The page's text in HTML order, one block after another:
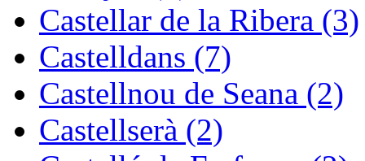
Castellar de la Ribera (3)
Castelldans (7)
Castellnou de Seana (2)
Castellserà (2)